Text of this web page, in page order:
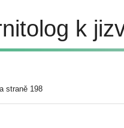
k
straně 198